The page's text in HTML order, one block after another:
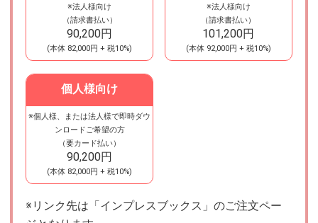
※法人様向け
（請求書払い）
90,200円
(本体 82,000円+ 税10%)
※法人様向け
（請求書払い）
101,200円
(本体 92,000円 + 税10%)
個人様向け
電子版
※個人様、または法人様で即時ダウ
ンロードご希望の方
（要カード払い）
90,200円
(本体 82,000円+ 税10%)
※リンク先は「インプレスブックス」のご注文ペー